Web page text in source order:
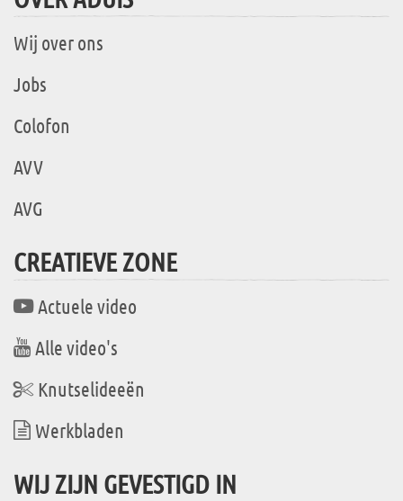
Wij over ons
Jobs
Colofon
AVV
AVG
CREATIEVE ZONE
Actuele video
Alle video's
Knutselideeën
Werkbladen
WIJ ZIJN GEVESTIGD IN